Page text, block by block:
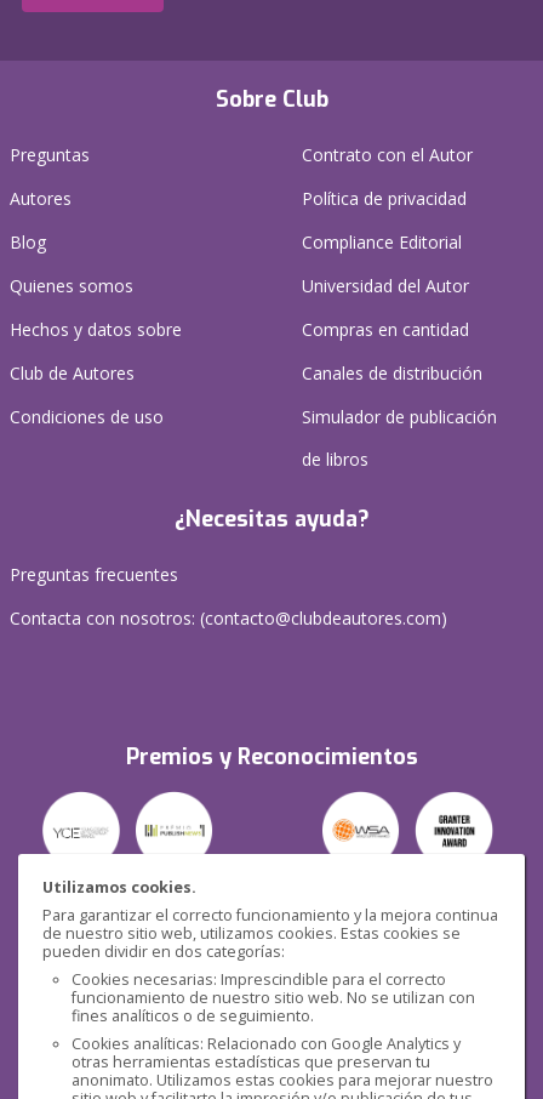
Utilizamos cookies.
Para garantizar el correcto funcionamiento y la mejora continua
de nuestro sitio web, utilizamos cookies. Estas cookies se
pueden dividir en dos categorías:
Cookies necesarias: Imprescindible para el correcto
funcionamiento de nuestro sitio web. No se utilizan con
fines analíticos o de seguimiento.
Cookies analíticas: Relacionado con Google Analytics y
otras herramientas estadísticas que preservan tu
anonimato. Utilizamos estas cookies para mejorar nuestro
Sobre Club
Preguntas
Autores
Blog
Quienes somos
Hechos y datos sobre
Club de Autores
Condiciones de uso
Contrato con el Autor
Política de privacidad
Compliance Editorial
Universidad del Autor
Compras en cantidad
Canales de distribución
Simulador de publicación
de libros
¿Necesitas ayuda?
Preguntas frecuentes
Contacta con nosotros: (contacto@clubdeautores.com)
Premios y Reconocimientos
Seguridad
Redes sociales